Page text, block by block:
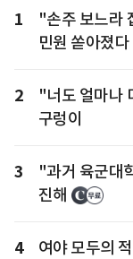
1
"손주 보느라
민원 쏟아졌다
2
"너도 얼마나
구렁이
3
"과거 육군대
진해
4 여야 모두의